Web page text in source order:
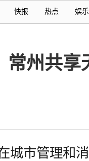
快报 热点 娱乐
常州共
城市管理和